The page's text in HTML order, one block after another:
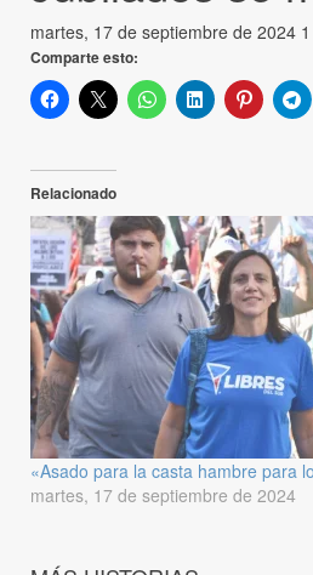
martes, 17 de septiembre de 2024
Comparte esto:
Relacionado
«Asado para la casta hambre para
martes, 17 de septiembre de 2024